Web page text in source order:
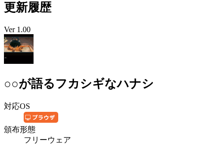
更新履歴
Ver 1.00
○○が語るフカシギなハナシ
対応OS
頒布形態
フリーウェア